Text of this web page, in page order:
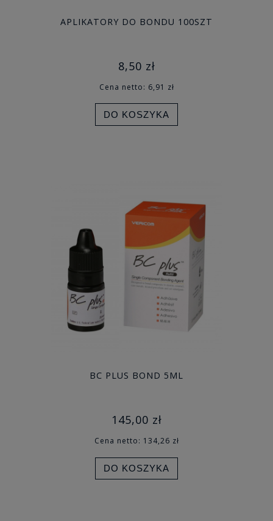
APLIKATORY DO BONDU 100SZT
8,50 zł
Cena netto: 6,91 zł
DO KOSZYKA
BC PLUS BOND 5ML
145,00 zł
Cena netto: 134,26 zł
DO KOSZYKA